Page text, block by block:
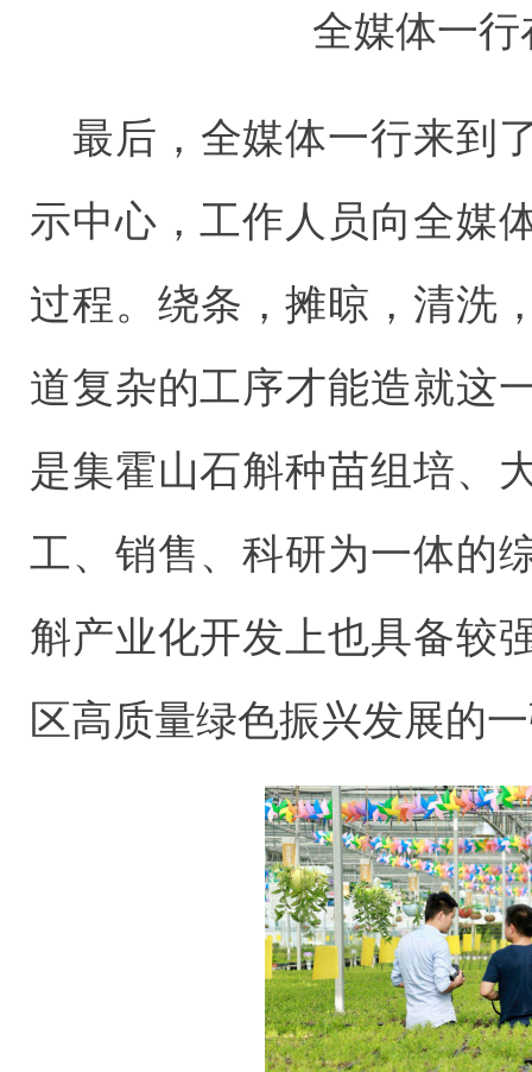
全媒体一
最后，全媒体一行来到
示中心，工作人员向全媒
过程。绕条，摊晾，清
道复杂的工序才能造就这
是集霍山石斛种苗组培、
工、销售、科研为一体的
斛产业化开发上也具备较
区高质量绿色振兴发展的